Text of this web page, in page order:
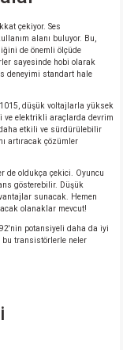
çekiyor. Ses
alanı buluyor. Bu,
de önemli ölçüde
sayesinde hobi olarak
deneyimi standart hale
düşük voltajlarla yüksek
ve elektrikli araçlarda devrim
etkili ve sürdürülebilir
artıracak çözümler
de oldukça çekici. Oyuncu
gösterebilir. Düşük
sunacak. Hemen
olanaklar mevcut!
potansiyeli daha da iyi
bu transistörlerle neler